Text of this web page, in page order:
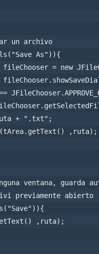
un archivo
As")){
fileChooser =
==
=
+ ".txt";
ventana, guarda
previamente abierto
,ruta);